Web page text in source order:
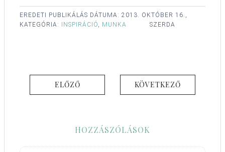
EREDETI PUBLIKÁLÁS DÁTUMA: 2013. OKTÓBER 16.,
SZERDA
KATEGÓRIA: INSPIRÁCIÓ, MUNKA
ELŐZŐ KÖVETKEZŐ
HOZZÁSZÓLÁSOK